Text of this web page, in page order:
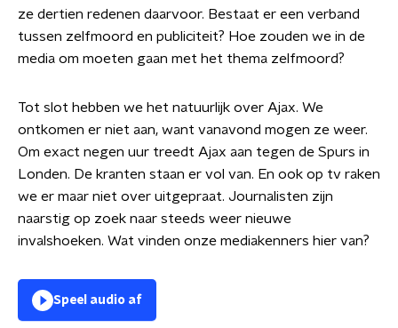
ze dertien redenen daarvoor. Bestaat er een verband
tussen zelfmoord en publiciteit? Hoe zouden we in de
media om moeten gaan met het thema zelfmoord?
Tot slot hebben we het natuurlijk over Ajax. We
ontkomen er niet aan, want vanavond mogen ze weer.
Om exact negen uur treedt Ajax aan tegen de Spurs in
Londen. De kranten staan er vol van. En ook op tv raken
we er maar niet over uitgepraat. Journalisten zijn
naarstig op zoek naar steeds weer nieuwe
invalshoeken. Wat vinden onze mediakenners hier van?
Speel audio af